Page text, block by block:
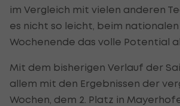
im Vergleich mit vielen anderen
es nicht so leicht, beim nationalen
Wochenende das volle Potential
Mit dem bisherigen Verlauf der
allem mit den Ergebnissen der
Wochen, dem 2. Platz in